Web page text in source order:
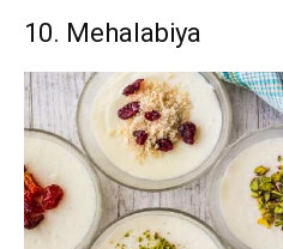
10. Mehalabiya